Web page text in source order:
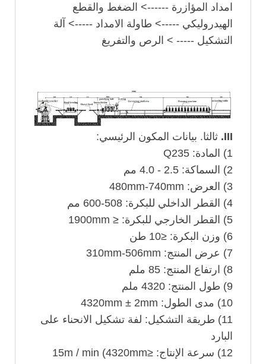
امداد المؤازرة ------> الضغط والقطع
الهيدروليكي -----> طاولة الامداد -----> آلة
التشكيل ----- > الرص والتفريغ
III. ثالثا. بيانات المكون الرئيسي:
1) المادة: Q235
2) السماكة: 2.5 - 4.0 مم
3) العرض: 480mm-740mm
4) القطر الداخلي للبكرة: 508-600 مم
5) القطر الخارجي للبكرة: ≤ 1900mm
6) وزن البكرة: ≤10 طن
7) عرض المنتج: 310mm-506mm
8) ارتفاع المنتج: 85 ملم
9) طول المنتج: 4320 ملم
10) مدى الطول: 4320mm ± 2mm
11) طريقة التشكيل: لفة تشكيل الانحناء على
البارد
12) سرعة الإنتاج: ≤15m / min (4320mm